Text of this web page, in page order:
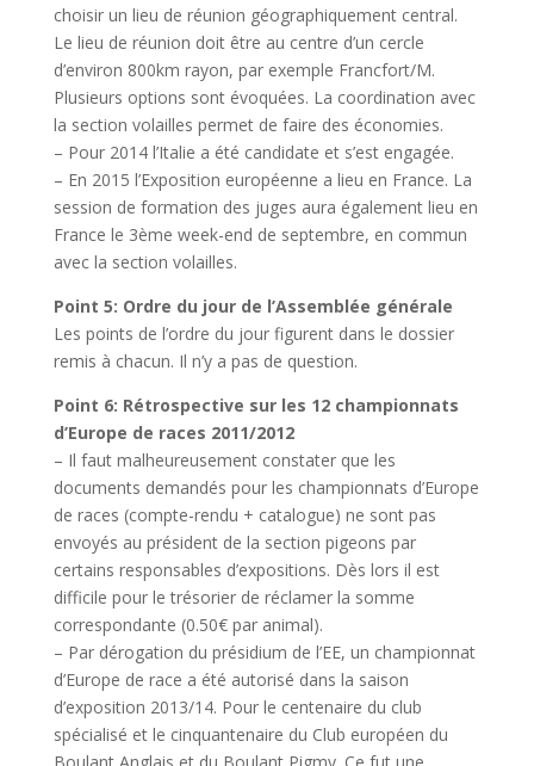
choisir un lieu de réunion géographiquement central.
Le lieu de réunion doit être au centre d’un cercle
d’environ 800km rayon, par exemple Francfort/M.
Plusieurs options sont évoquées. La coordination avec
la section volailles permet de faire des économies.
– Pour 2014 l’Italie a été candidate et s’est engagée.
– En 2015 l’Exposition européenne a lieu en France. La
session de formation des juges aura également lieu en
France le 3ème week-end de septembre, en commun
avec la section volailles.
Point 5: Ordre du jour de l’Assemblée générale
Les points de l’ordre du jour figurent dans le dossier
remis à chacun. Il n’y a pas de question.
Point 6: Rétrospective sur les 12 championnats
d’Europe de races 2011/2012
– Il faut malheureusement constater que les
documents demandés pour les championnats d’Europe
de races (compte-rendu + catalogue) ne sont pas
envoyés au président de la section pigeons par
certains responsables d’expositions. Dès lors il est
difficile pour le trésorier de réclamer la somme
correspondante (0.50€ par animal).
– Par dérogation du présidium de l’EE, un championnat
d’Europe de race a été autorisé dans la saison
d’exposition 2013/14. Pour le centenaire du club
spécialisé et le cinquantenaire du Club européen du